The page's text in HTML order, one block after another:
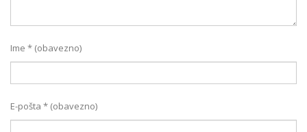
Ime * (obavezno)
E-pošta * (obavezno)